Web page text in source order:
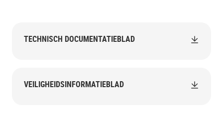
TECHNISCH DOCUMENTATIEBLAD
VEILIGHEIDSINFORMATIEBLAD